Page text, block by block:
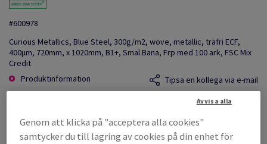
#600978
Curious Metallics, Blue Steel, 300g/m2, wove, metallic, träfri ECF,
400µm, 720mm, x 1020mm, B1+, Smal Bana, Frp med 100 ark, FSC Mix
Credit
Produktinformation
Tipsa en kollega via e-mail
SEK 65 836,05
per 1 000 Sheet(s)
Genom att klicka på "acceptera alla cookies"
samtycker du till lagring av cookies på din enhet för
Avvisa alla